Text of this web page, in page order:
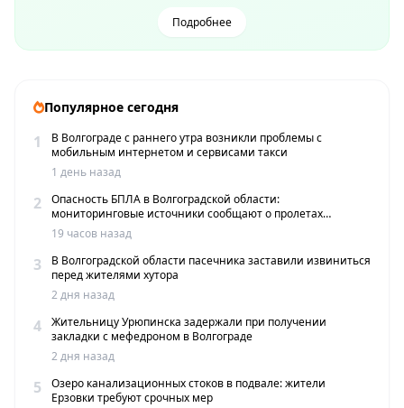
Подробнее
Популярное сегодня
1
В Волгограде с раннего утра возникли проблемы с
мобильным интернетом и сервисами такси
1 день назад
2
Опасность БПЛА в Волгоградской области:
мониторинговые источники сообщают о пролетах
беспилотников
19 часов назад
3
В Волгоградской области пасечника заставили извиниться
перед жителями хутора
2 дня назад
4
Жительницу Урюпинска задержали при получении
закладки с мефедроном в Волгограде
2 дня назад
5
Озеро канализационных стоков в подвале: жители
Ерзовки требуют срочных мер